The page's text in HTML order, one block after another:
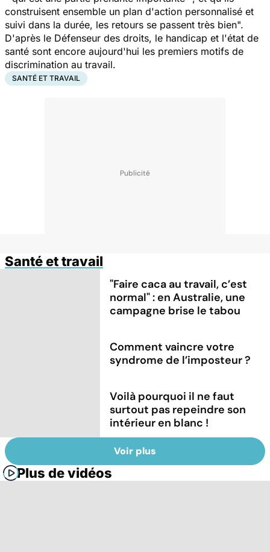
construisent ensemble un plan d'action personnalisé et
suivi dans la durée, les retours se passent très bien".
D'après le Défenseur des droits, le handicap et l'état de
santé sont encore aujourd'hui les premiers motifs de
discrimination au travail.
SANTÉ ET TRAVAIL
Santé et travail
"Faire caca au travail, c’est
normal" : en Australie, une
campagne brise le tabou
Comment vaincre votre
syndrome de l’imposteur ?
Voilà pourquoi il ne faut
surtout pas repeindre son
intérieur en blanc !
Voir plus
Plus de vidéos